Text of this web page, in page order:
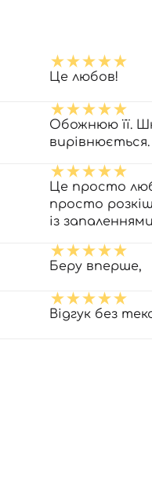
Це любов!
Обожнюю її.
вирівнюється.
Це просто
просто
із
Беру вперше,
Відгук без